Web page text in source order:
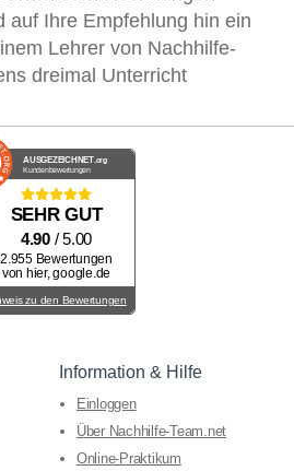
auf Ihre Empfehlung hin ein
Lehrer von Nachhilfe-
dreimal Unterricht
AUSGEZEICHNET .org
Kundenbewertungen
SEHR GUT
4.90 / 5.00
2.955 Bewertungen
von hier, google.de
zu den Bewertungen
Information & Hilfe
Einloggen
Über Nachhilfe-Team.net
Online-Praktikum